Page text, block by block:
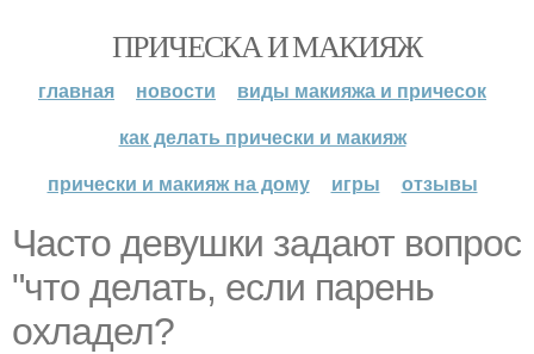
ПРИЧЕСКА И МАКИЯЖ
главная новости
виды макияжа и причесок
как делать прически и макияж
прически и макияж на дому
игры отзывы
Часто девушки задают вопрос
"что делать, если парень
охладел?